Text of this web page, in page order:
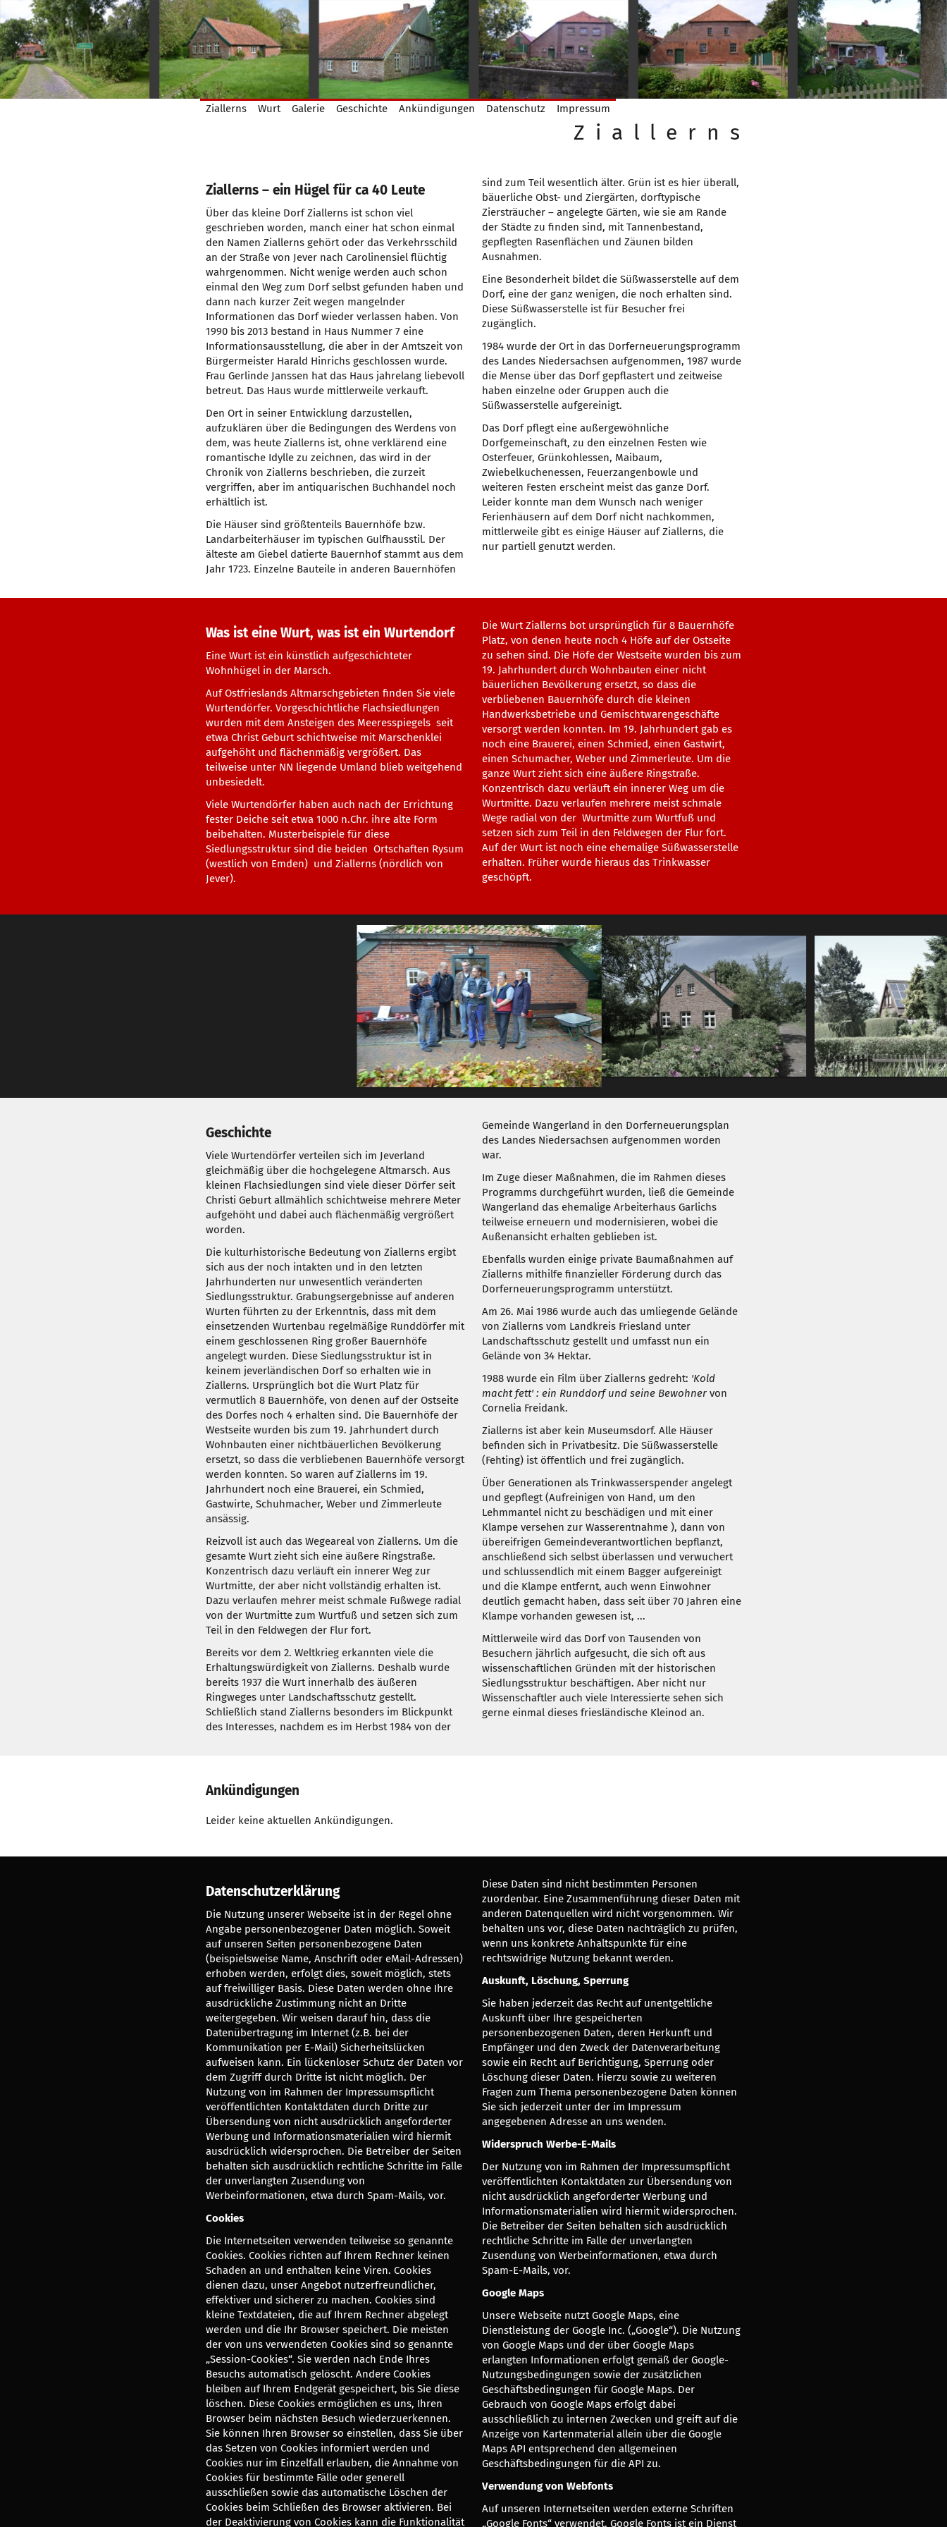
Ziallerns Wurt Galerie Geschichte Ankündigungen Datenschutz Impressum
Ziallerns – ein Hügel für ca 40 Leute
Über das kleine Dorf Ziallerns ist schon viel
geschrieben worden, manch einer hat schon einmal
den Namen Ziallerns gehört oder das Verkehrsschild
an der Straße von Jever nach Carolinensiel flüchtig
wahrgenommen. Nicht wenige werden auch schon
einmal den Weg zum Dorf selbst gefunden haben und
dann nach kurzer Zeit wegen mangelnder
Informationen das Dorf wieder verlassen haben. Von
1990 bis 2013 bestand in Haus Nummer 7 eine
Informationsausstellung, die aber in der Amtszeit von
Bürgermeister Harald Hinrichs geschlossen wurde.
Frau Gerlinde Janssen hat das Haus jahrelang liebevoll
betreut. Das Haus wurde mittlerweile verkauft.
Den Ort in seiner Entwicklung darzustellen,
aufzuklären über die Bedingungen des Werdens von
dem, was heute Ziallerns ist, ohne verklärend eine
romantische Idylle zu zeichnen, das wird in der
Chronik von Ziallerns beschrieben, die zurzeit
vergriffen, aber im antiquarischen Buchhandel noch
erhältlich ist.
Die Häuser sind größtenteils Bauernhöfe bzw.
Landarbeiterhäuser im typischen Gulfhausstil. Der
älteste am Giebel datierte Bauernhof stammt aus dem
Jahr 1723. Einzelne Bauteile in anderen Bauernhöfen
sind zum Teil wesentlich älter. Grün ist es hier überall,
bäuerliche Obst- und Ziergärten, dorftypische
Ziersträucher – angelegte Gärten, wie sie am Rande
der Städte zu finden sind, mit Tannenbestand,
gepflegten Rasenflächen und Zäunen bilden
Ausnahmen.
Eine Besonderheit bildet die Süßwasserstelle auf dem
Dorf, eine der ganz wenigen, die noch erhalten sind.
Diese Süßwasserstelle ist für Besucher frei
zugänglich.
1984 wurde der Ort in das Dorferneuerungsprogramm
des Landes Niedersachsen aufgenommen, 1987 wurde
die Mense über das Dorf gepflastert und zeitweise
haben einzelne oder Gruppen auch die
Süßwasserstelle aufgereinigt.
Das Dorf pflegt eine außergewöhnliche
Dorfgemeinschaft, zu den einzelnen Festen wie
Osterfeuer, Grünkohlessen, Maibaum,
Zwiebelkuchenessen, Feuerzangenbowle und
weiteren Festen erscheint meist das ganze Dorf.
Leider konnte man dem Wunsch nach weniger
Ferienhäusern auf dem Dorf nicht nachkommen,
mittlerweile gibt es einige Häuser auf Ziallerns, die
nur partiell genutzt werden.
Was ist eine Wurt, was ist ein Wurtendorf
Eine Wurt ist ein künstlich aufgeschichteter
Wohnhügel in der Marsch.
Auf Ostfrieslands Altmarschgebieten finden Sie viele
Wurtendörfer. Vorgeschichtliche Flachsiedlungen
wurden mit dem Ansteigen des Meeresspiegels seit
etwa Christ Geburt schichtweise mit Marschenklei
aufgehöht und flächenmäßig vergrößert. Das
teilweise unter NN liegende Umland blieb weitgehend
unbesiedelt.
Viele Wurtendörfer haben auch nach der Errichtung
fester Deiche seit etwa 1000 n.Chr. ihre alte Form
beibehalten. Musterbeispiele für diese
Siedlungsstruktur sind die beiden Ortschaften Rysum
(westlich von Emden) und Ziallerns (nördlich von
Jever).
Die Wurt Ziallerns bot ursprünglich für 8 Bauernhöfe
Platz, von denen heute noch 4 Höfe auf der Ostseite
zu sehen sind. Die Höfe der Westseite wurden bis zum
19. Jahrhundert durch Wohnbauten einer nicht
bäuerlichen Bevölkerung ersetzt, so dass die
verbliebenen Bauernhöfe durch die kleinen
Handwerksbetriebe und Gemischtwarengeschäfte
versorgt werden konnten. Im 19. Jahrhundert gab es
noch eine Brauerei, einen Schmied, einen Gastwirt,
einen Schumacher, Weber und Zimmerleute. Um die
ganze Wurt zieht sich eine äußere Ringstraße.
Konzentrisch dazu verläuft ein innerer Weg um die
Wurtmitte. Dazu verlaufen mehrere meist schmale
Wege radial von der Wurtmitte zum Wurtfuß und
setzen sich zum Teil in den Feldwegen der Flur fort.
Auf der Wurt ist noch eine ehemalige Süßwasserstelle
erhalten. Früher wurde hieraus das Trinkwasser
geschöpft.
Geschichte
Viele Wurtendörfer verteilen sich im Jeverland
gleichmäßig über die hochgelegene Altmarsch. Aus
kleinen Flachsiedlungen sind viele dieser Dörfer seit
Christi Geburt allmählich schichtweise mehrere Meter
aufgehöht und dabei auch flächenmäßig vergrößert
worden.
Die kulturhistorische Bedeutung von Ziallerns ergibt
sich aus der noch intakten und in den letzten
Jahrhunderten nur unwesentlich veränderten
Siedlungsstruktur. Grabungsergebnisse auf anderen
Wurten führten zu der Erkenntnis, dass mit dem
einsetzenden Wurtenbau regelmäßige Runddörfer mit
einem geschlossenen Ring großer Bauernhöfe
angelegt wurden. Diese Siedlungsstruktur ist in
keinem jeverländischen Dorf so erhalten wie in
Ziallerns. Ursprünglich bot die Wurt Platz für
vermutlich 8 Bauernhöfe, von denen auf der Ostseite
des Dorfes noch 4 erhalten sind. Die Bauernhöfe der
Westseite wurden bis zum 19. Jahrhundert durch
Wohnbauten einer nichtbäuerlichen Bevölkerung
ersetzt, so dass die verbliebenen Bauernhöfe versorgt
werden konnten. So waren auf Ziallerns im 19.
Jahrhundert noch eine Brauerei, ein Schmied,
Gastwirte, Schuhmacher, Weber und Zimmerleute
ansässig.
Reizvoll ist auch das Wegeareal von Ziallerns. Um die
gesamte Wurt zieht sich eine äußere Ringstraße.
Konzentrisch dazu verläuft ein innerer Weg zur
Wurtmitte, der aber nicht vollständig erhalten ist.
Dazu verlaufen mehrer meist schmale Fußwege radial
von der Wurtmitte zum Wurtfuß und setzen sich zum
Teil in den Feldwegen der Flur fort.
Bereits vor dem 2. Weltkrieg erkannten viele die
Erhaltungswürdigkeit von Ziallerns. Deshalb wurde
bereits 1937 die Wurt innerhalb des äußeren
Ringweges unter Landschaftsschutz gestellt.
Schließlich stand Ziallerns besonders im Blickpunkt
des Interesses, nachdem es im Herbst 1984 von der
Gemeinde Wangerland in den Dorferneuerungsplan
des Landes Niedersachsen aufgenommen worden
war.
Im Zuge dieser Maßnahmen, die im Rahmen dieses
Programms durchgeführt wurden, ließ die Gemeinde
Wangerland das ehemalige Arbeiterhaus Garlichs
teilweise erneuern und modernisieren, wobei die
Außenansicht erhalten geblieben ist.
Ebenfalls wurden einige private Baumaßnahmen auf
Ziallerns mithilfe finanzieller Förderung durch das
Dorferneuerungsprogramm unterstützt.
Am 26. Mai 1986 wurde auch das umliegende Gelände
von Ziallerns vom Landkreis Friesland unter
Landschaftsschutz gestellt und umfasst nun ein
Gelände von 34 Hektar.
1988 wurde ein Film über Ziallerns gedreht: 'Kold
macht fett' : ein Runddorf und seine Bewohner von
Cornelia Freidank.
Ziallerns ist aber kein Museumsdorf. Alle Häuser
befinden sich in Privatbesitz. Die Süßwasserstelle
(Fehting) ist öffentlich und frei zugänglich.
Über Generationen als Trinkwasserspender angelegt
und gepflegt (Aufreinigen von Hand, um den
Lehmmantel nicht zu beschädigen und mit einer
Klampe versehen zur Wasserentnahme ), dann von
übereifrigen Gemeindeverantwortlichen bepflanzt,
anschließend sich selbst überlassen und verwuchert
und schlussendlich mit einem Bagger aufgereinigt
und die Klampe entfernt, auch wenn Einwohner
deutlich gemacht haben, dass seit über 70 Jahren eine
Klampe vorhanden gewesen ist, ...
Mittlerweile wird das Dorf von Tausenden von
Besuchern jährlich aufgesucht, die sich oft aus
wissenschaftlichen Gründen mit der historischen
Siedlungsstruktur beschäftigen. Aber nicht nur
Wissenschaftler auch viele Interessierte sehen sich
gerne einmal dieses friesländische Kleinod an.
Ankündigungen
Leider keine aktuellen Ankündigungen.
Datenschutzerklärung
Die Nutzung unserer Webseite ist in der Regel ohne
Angabe personenbezogener Daten möglich. Soweit
auf unseren Seiten personenbezogene Daten
(beispielsweise Name, Anschrift oder eMail-Adressen)
erhoben werden, erfolgt dies, soweit möglich, stets
auf freiwilliger Basis. Diese Daten werden ohne Ihre
ausdrückliche Zustimmung nicht an Dritte
weitergegeben. Wir weisen darauf hin, dass die
Datenübertragung im Internet (z.B. bei der
Kommunikation per E-Mail) Sicherheitslücken
aufweisen kann. Ein lückenloser Schutz der Daten vor
dem Zugriff durch Dritte ist nicht möglich. Der
Nutzung von im Rahmen der Impressumspflicht
veröffentlichten Kontaktdaten durch Dritte zur
Übersendung von nicht ausdrücklich angeforderter
Werbung und Informationsmaterialien wird hiermit
ausdrücklich widersprochen. Die Betreiber der Seiten
behalten sich ausdrücklich rechtliche Schritte im Falle
der unverlangten Zusendung von
Werbeinformationen, etwa durch Spam-Mails, vor.
Cookies
Die Internetseiten verwenden teilweise so genannte
Cookies. Cookies richten auf Ihrem Rechner keinen
Schaden an und enthalten keine Viren. Cookies
dienen dazu, unser Angebot nutzerfreundlicher,
effektiver und sicherer zu machen. Cookies sind
kleine Textdateien, die auf Ihrem Rechner abgelegt
werden und die Ihr Browser speichert. Die meisten
der von uns verwendeten Cookies sind so genannte
„Session-Cookies“. Sie werden nach Ende Ihres
Besuchs automatisch gelöscht. Andere Cookies
bleiben auf Ihrem Endgerät gespeichert, bis Sie diese
löschen. Diese Cookies ermöglichen es uns, Ihren
Browser beim nächsten Besuch wiederzuerkennen.
Sie können Ihren Browser so einstellen, dass Sie über
das Setzen von Cookies informiert werden und
Cookies nur im Einzelfall erlauben, die Annahme von
Cookies für bestimmte Fälle oder generell
ausschließen sowie das automatische Löschen der
Cookies beim Schließen des Browser aktivieren. Bei
der Deaktivierung von Cookies kann die Funktionalität
Diese Daten sind nicht bestimmten Personen
zuordenbar. Eine Zusammenführung dieser Daten mit
anderen Datenquellen wird nicht vorgenommen. Wir
behalten uns vor, diese Daten nachträglich zu prüfen,
wenn uns konkrete Anhaltspunkte für eine
rechtswidrige Nutzung bekannt werden.
Auskunft, Löschung, Sperrung
Sie haben jederzeit das Recht auf unentgeltliche
Auskunft über Ihre gespeicherten
personenbezogenen Daten, deren Herkunft und
Empfänger und den Zweck der Datenverarbeitung
sowie ein Recht auf Berichtigung, Sperrung oder
Löschung dieser Daten. Hierzu sowie zu weiteren
Fragen zum Thema personenbezogene Daten können
Sie sich jederzeit unter der im Impressum
angegebenen Adresse an uns wenden.
Widerspruch Werbe-E-Mails
Der Nutzung von im Rahmen der Impressumspflicht
veröffentlichten Kontaktdaten zur Übersendung von
nicht ausdrücklich angeforderter Werbung und
Informationsmaterialien wird hiermit widersprochen.
Die Betreiber der Seiten behalten sich ausdrücklich
rechtliche Schritte im Falle der unverlangten
Zusendung von Werbeinformationen, etwa durch
Spam-E-Mails, vor.
Google Maps
Unsere Webseite nutzt Google Maps, eine
Dienstleistung der Google Inc. („Google“). Die Nutzung
von Google Maps und der über Google Maps
erlangten Informationen erfolgt gemäß der Google-
Nutzungsbedingungen sowie der zusätzlichen
Geschäftsbedingungen für Google Maps. Der
Gebrauch von Google Maps erfolgt dabei
ausschließlich zu internen Zwecken und greift auf die
Anzeige von Kartenmaterial allein über die Google
Maps API entsprechend den allgemeinen
Geschäftsbedingungen für die API zu.
Verwendung von Webfonts
Auf unseren Internetseiten werden externe Schriften
„Google Fonts“ verwendet. Google Fonts ist ein Dienst